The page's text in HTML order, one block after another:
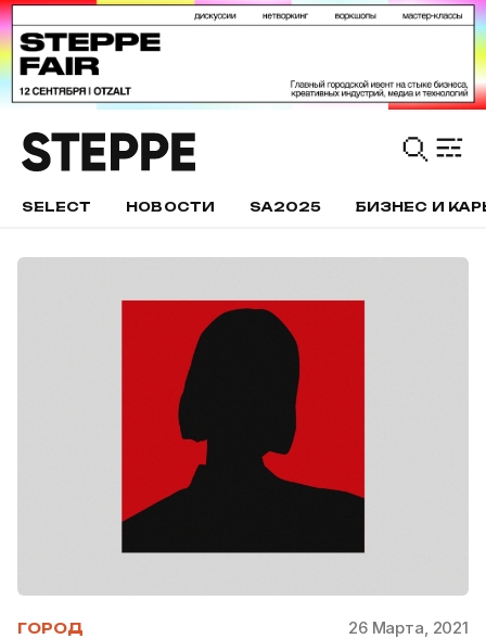
SELECT НОВОСТИ SA2025 БИЗНЕС И
ГОРОД 26 Марта, 2021